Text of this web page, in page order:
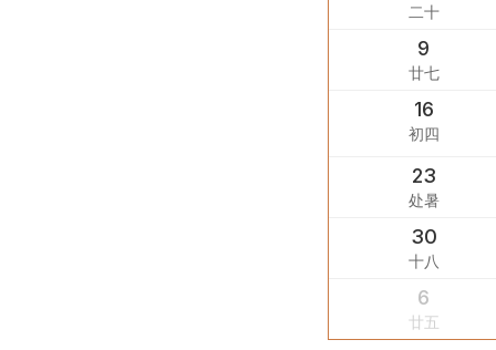
二十
9
廿七
16
初四
23
处暑
30
十八
6
廿五